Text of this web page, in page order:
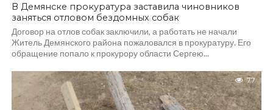
В Демянске прокуратура заставила чиновников
заняться отловом бездомных собак
Договор на отлов собак заключили, а работать не начали
Житель Демянского района пожаловался в прокуратуру. Его
обращение попало к прокурору области Сергею...
77